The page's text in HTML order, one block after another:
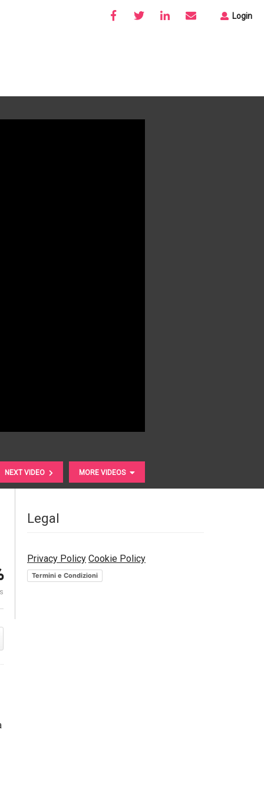
Login
NEXT VIDEO MORE VIDEOS
Il valore della consulenza |
AnimaSgr
Legal
Privacy Policy Cookie Policy
Termini e Condizioni